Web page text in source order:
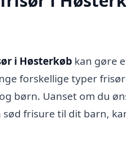
i Høsterkøb kan gøre
forskellige typer
børn. Uanset om du
frisure til dit barn,